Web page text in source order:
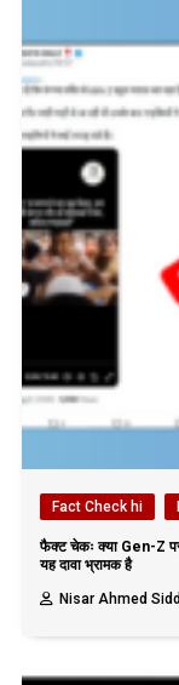
Fact Check hi
फैक्ट चेकः क्या Gen-Z पर
यह दावा भ्रामक है
Nisar Ahmed